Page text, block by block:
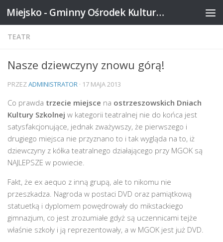
Skip to content Miejsko - Gminny Ośrodek Kultury w Mikstacie
TEATR
Nasze dziewczyny znowu górą!
PRZEZADMINISTRATOR · 17 MAJA 2013
Co prawda trzecie miejsce na ostrzeszowskich Dniach
Kultury Szkolnej w kategorii teatralnej nie do końca jest
satysfakcjonujące, jednak zważywszy, że pierwszego i
drugiego miejsca nie przyznano to i tak wygląda na to, iż
dziewczyny z kółka teatralnego działającego przy MGOK są
NAJLEPSZE w powiecie.
Fakt, że ex aequo z inną grupą, ale to nikomu nie
przeszkadza. Nagroda w postaci DVD oraz pamiątkową
statuetką i dyplomem powędrowały do mikstackiego
gimnazjum, co jest zrozumiałe gdyż są uczennicami tejże
właśnie szkoły i ją reprezentowały, a w MGOK jest już DVD.